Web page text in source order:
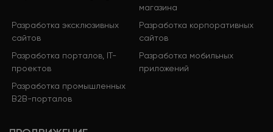
магазина
Разработка эксклюзивных
сайтов
Разработка корпоративных
сайтов
Разработка порталов, IT-
проектов
Разработка мобильных
приложений
Разработка промышленных
B2B-порталов